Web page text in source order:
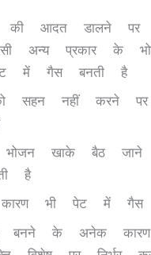
की आदत डालने
अन्य प्रकार के
में गैस बनती है
को सहन नहीं करने
भोजन खाके बैठ
है
कारण भी पेट में गैस
के अनेक